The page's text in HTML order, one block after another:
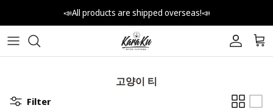
📣All products are shipped overseas!📣
AccountCart
고양이 티
Filter